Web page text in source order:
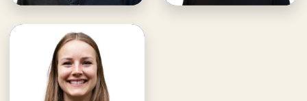
Johanna Stumpp
WDL Academy
· Assistenz und
Studentenbegleitung